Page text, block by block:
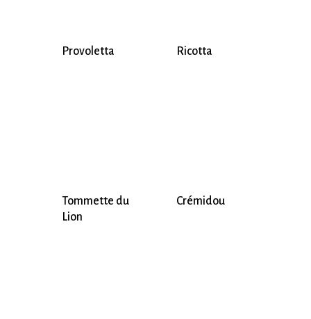
Provoletta Ricotta
Tommette du
Lion
Crémidou